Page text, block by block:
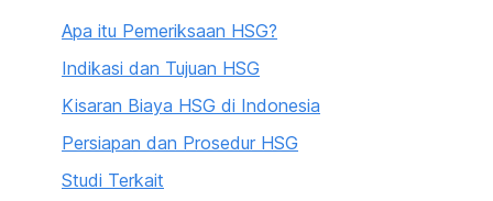
Apa itu Pemeriksaan HSG?
Indikasi dan Tujuan HSG
Kisaran Biaya HSG di Indonesia
Persiapan dan Prosedur HSG
Studi Terkait